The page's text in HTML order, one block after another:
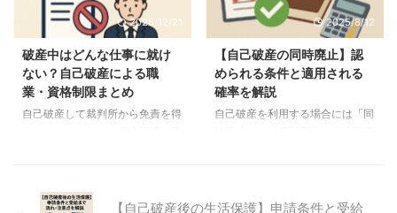
を失ってしまう可能性が高いで
す。 自己破産を利用する場合に
持ち家にどのような影響があり、
どうすれば持ち家への影響を軽減
できるのか解説します。 自己破
産すると持ち家を残せない 自己
破産すると持ち家を含めた高額資
中で自己破産することができるの
か疑問に感じている人も多いので
はないでしょうか。 ここでは生
活保護受給者の自己破産について
解説していこうと思います。 生
活保護受給者は借金返済が難しい
生活保護受給者が借金をすると、
2025/12/21
破産中はどんな仕事に就け
ない？自己破産による職
業・資格制限まとめ
自己破産して裁判所から免責を得
己破産は強力な債務整理方法とい
2025/8/12
【自己破産の同時廃止】認
められる条件と適用される
確率を解説
自己破産を利用する場合には「同
法なのでしょうか？ 自己破産を
【自己破産後の生活保護】申請条件と受給